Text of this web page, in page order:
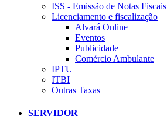
ISS - Emissão de Notas Fiscais
Licenciamento e fiscalização
Alvará Online
Eventos
Publicidade
Comércio Ambulante
IPTU
ITBI
Outras Taxas
SERVIDOR